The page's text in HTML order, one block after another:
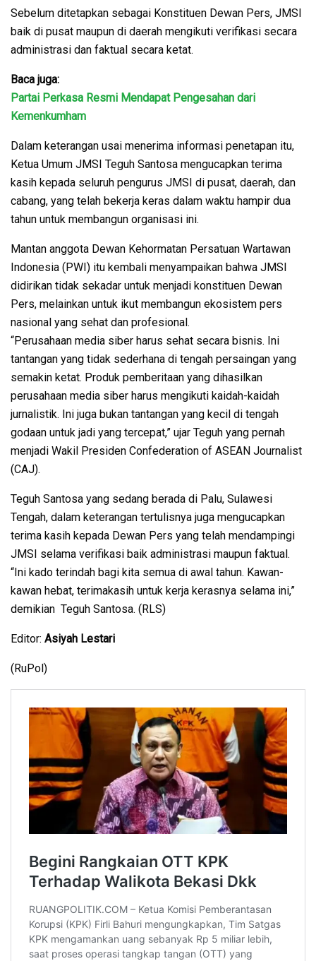
Sebelum ditetapkan sebagai Konstituen Dewan Pers, JMSI
baik di pusat maupun di daerah mengikuti verifikasi secara
administrasi dan faktual secara ketat.
Baca juga:
Partai Perkasa Resmi Mendapat Pengesahan dari
Kemenkumham
Dalam keterangan usai menerima informasi penetapan itu,
Ketua Umum JMSI Teguh Santosa mengucapkan terima
kasih kepada seluruh pengurus JMSI di pusat, daerah, dan
cabang, yang telah bekerja keras dalam waktu hampir dua
tahun untuk membangun organisasi ini.
Mantan anggota Dewan Kehormatan Persatuan Wartawan
Indonesia (PWI) itu kembali menyampaikan bahwa JMSI
didirikan tidak sekadar untuk menjadi konstituen Dewan
Pers, melainkan untuk ikut membangun ekosistem pers
nasional yang sehat dan profesional.
“Perusahaan media siber harus sehat secara bisnis. Ini
tantangan yang tidak sederhana di tengah persaingan yang
semakin ketat. Produk pemberitaan yang dihasilkan
perusahaan media siber harus mengikuti kaidah-kaidah
jurnalistik. Ini juga bukan tantangan yang kecil di tengah
godaan untuk jadi yang tercepat,” ujar Teguh yang pernah
menjadi Wakil Presiden Confederation of ASEAN Journalist
(CAJ).
Teguh Santosa yang sedang berada di Palu, Sulawesi
Tengah, dalam keterangan tertulisnya juga mengucapkan
terima kasih kepada Dewan Pers yang telah mendampingi
JMSI selama verifikasi baik administrasi maupun faktual.
“Ini kado terindah bagi kita semua di awal tahun. Kawan-
kawan hebat, terimakasih untuk kerja kerasnya selama ini,”
demikian Teguh Santosa. (RLS)
Editor: Asiyah Lestari
(RuPol)